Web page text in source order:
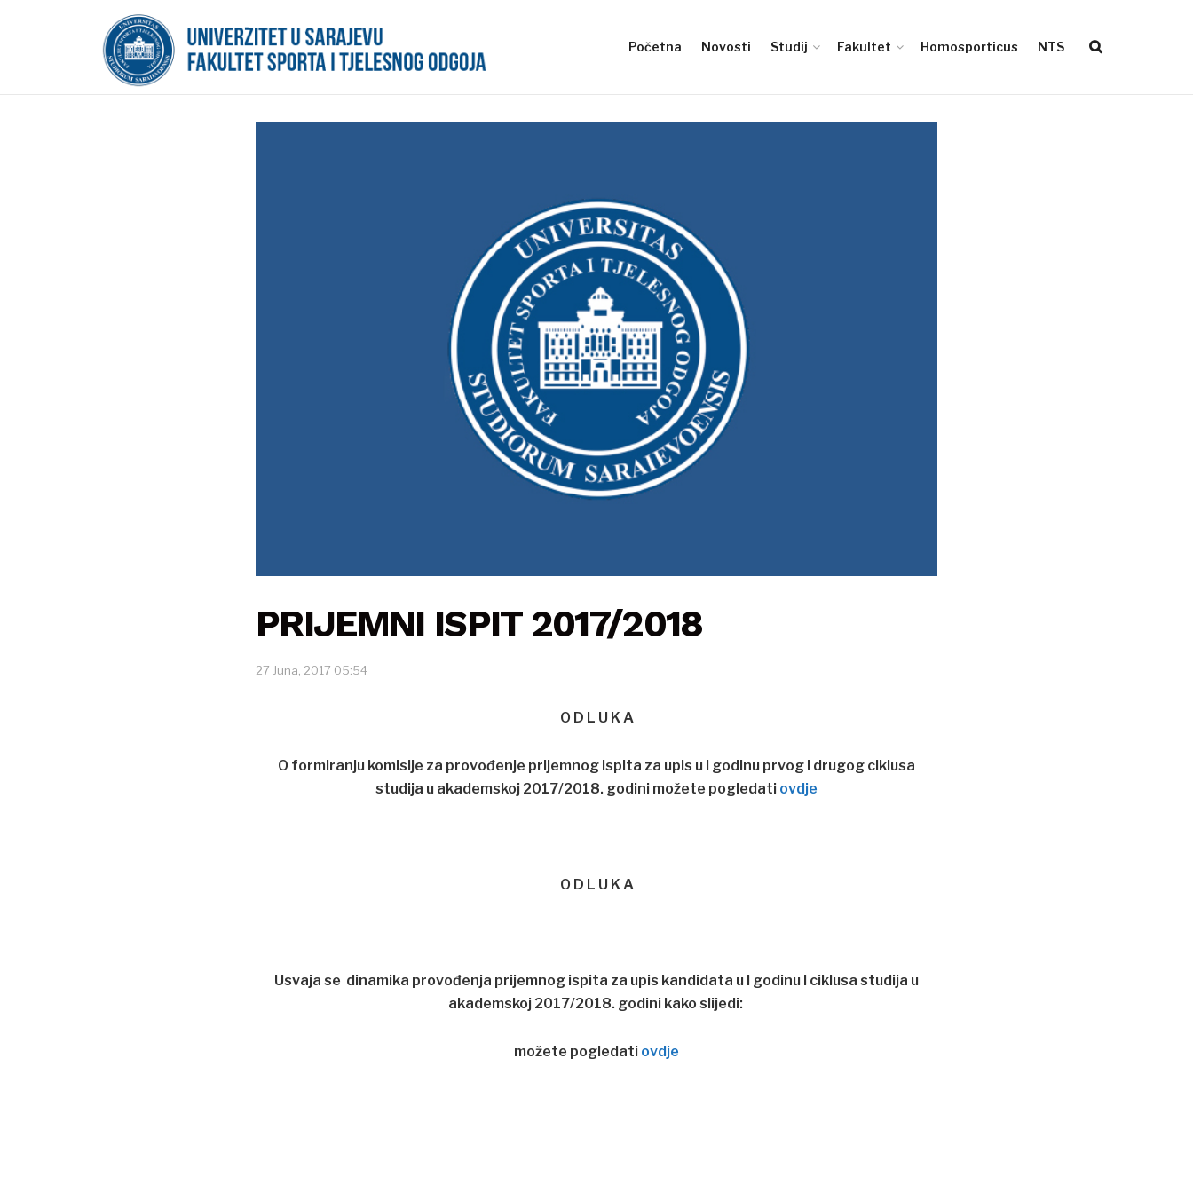
Početna Novosti Studij Fakultet Homosporticus NTS
PRIJEMNI ISPIT 2017/2018
27 Juna, 2017 05:54
O D L U K A
O formiranju komisije za provođenje prijemnog ispita za upis u I godinu prvog i drugog ciklusa
studija u akademskoj 2017/2018. godini možete pogledati ovdje
O D L U K A
Usvaja se dinamika provođenja prijemnog ispita za upis kandidata u I godinu I ciklusa studija u
akademskoj 2017/2018. godini kako slijedi:
možete pogledati ovdje